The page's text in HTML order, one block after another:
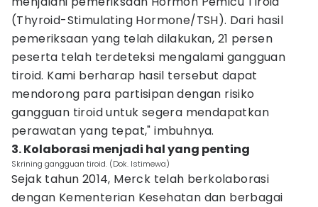
(Thyroid-Stimulating Hormone/TSH). Dari hasil
pemeriksaan yang telah dilakukan, 21 persen
peserta telah terdeteksi mengalami gangguan
tiroid. Kami berharap hasil tersebut dapat
mendorong para partisipan dengan risiko
gangguan tiroid untuk segera mendapatkan
perawatan yang tepat," imbuhnya.
3. Kolaborasi menjadi hal yang penting
Skrining gangguan tiroid. (Dok. Istimewa)
Sejak tahun 2014, Merck telah berkolaborasi
dengan Kementerian Kesehatan dan berbagai